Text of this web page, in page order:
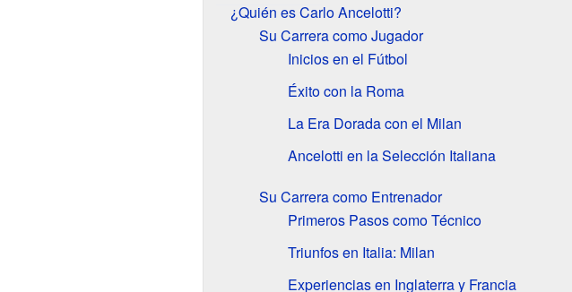
¿Quién es Carlo Ancelotti?
Su Carrera como Jugador
Inicios en el Fútbol
Éxito con la Roma
La Era Dorada con el Milan
Ancelotti en la Selección Italiana
Su Carrera como Entrenador
Primeros Pasos como Técnico
Triunfos en Italia: Milan
Experiencias en Inglaterra y Francia